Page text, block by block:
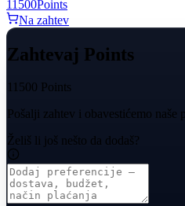
11500Points
Na zahtev
Zahtevaj Points
11500 Points
Pošalji zahtev i obavestićemo
Želiš li još nešto da dodaš?